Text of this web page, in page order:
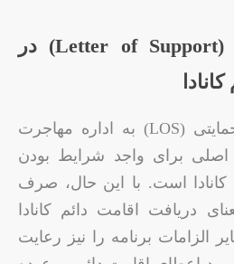
تاثیر نامه حمایتی (Letter of Support) در
دریافت و ارائه نامه حمایتی (LOS) به اداره مهاجرت
اصلی برای واجد شرایط بودن
کانادا است. با این حال، صرف
دریافت اقامت دائم کانادا
الزامات برنامه را نیز رعایت